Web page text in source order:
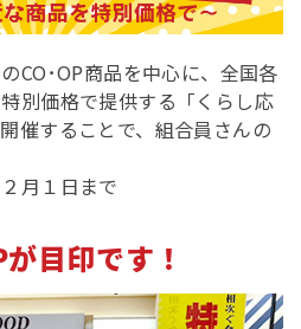
CO･OP商品を中心に、全国各
別価格で提供する「くらし応
催することで、組合員さんの
月１日まで
目印です！